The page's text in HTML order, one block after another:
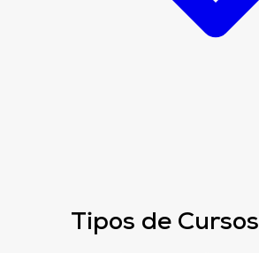
Tipos de Cursos